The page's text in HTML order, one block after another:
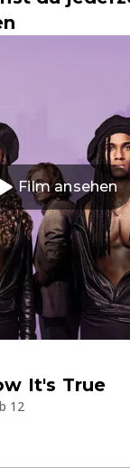
Film ansehen
It's True
12